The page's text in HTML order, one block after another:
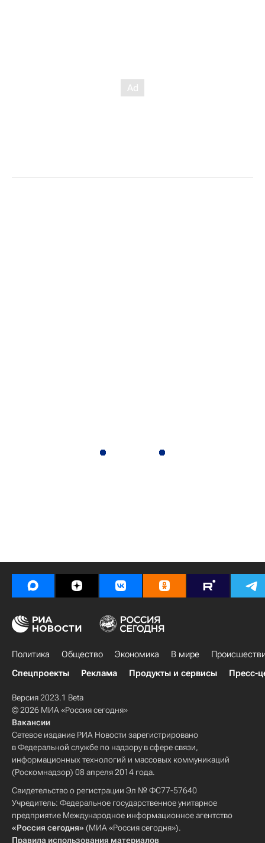
Политика Общество Экономика В мире
Спецпроекты
Реклама Продукты и сервисы Пресс-
Версия 2023.1 Beta
© 2026 МИА «Россия сегодня»
Вакансии
Сетевое издание РИА Новости зарегистрировано
в Федеральной службе по надзору в сфере связи,
информационных технологий и массовых коммуникаций
(Роскомнадзор) 08 апреля 2014 года.
Свидетельство о регистрации Эл № ФС77-57640
Учредитель: Федеральное государственное унитарное
предприятие Международное информационное агентство
«Россия сегодня» (МИА «Россия сегодня»).
Правила использования материалов